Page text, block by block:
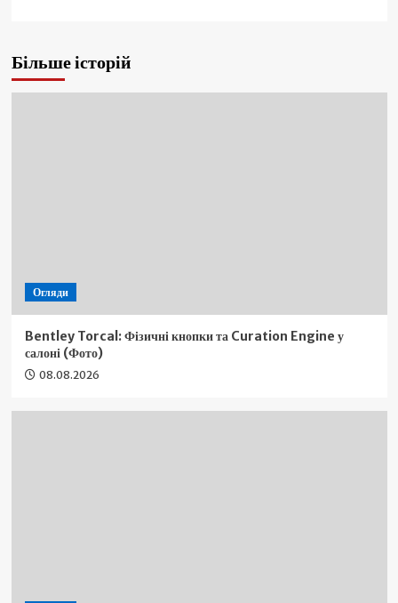
Більше історій
Огляди
Bentley Torcal: Фізичні кнопки та Curation Engine у
салоні (Фото)
08.08.2026